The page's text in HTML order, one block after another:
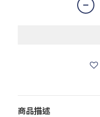
商品描述